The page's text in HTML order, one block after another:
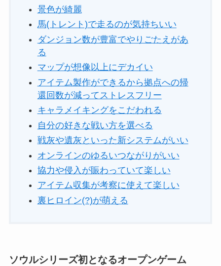
景色が綺麗
馬(トレント)で走るのが気持ちいい
ダンジョン数が豊富でやりごたえがあ
る
マップが想像以上にデカイい
アイテム製作ができるから拠点への帰
還回数が減ってストレスフリー
キャラメイキングをこだわれる
自分の好きな戦い方を選べる
戦灰や遺灰といった新システムがいい
オンラインのゆるいつながりがいい
協力や侵入が賑わっていて楽しい
アイテム収集が考察に使えて楽しい
裏ヒロイン(?)が萌える
ソウルシリーズ初となるオープンゲーム